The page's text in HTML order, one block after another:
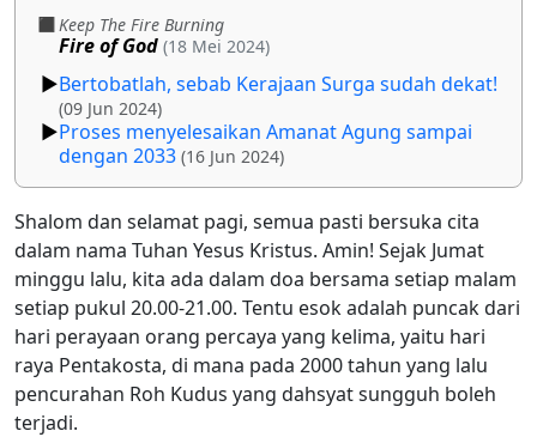
Keep The Fire Burning
Fire of God (18 Mei 2024)
Bertobatlah, sebab Kerajaan Surga sudah dekat!
(09 Jun 2024)
Proses menyelesaikan Amanat Agung sampai
dengan 2033 (16 Jun 2024)
Shalom dan selamat pagi, semua pasti bersuka cita
dalam nama Tuhan Yesus Kristus. Amin! Sejak Jumat
minggu lalu, kita ada dalam doa bersama setiap malam
setiap pukul 20.00-21.00. Tentu esok adalah puncak dari
hari perayaan orang percaya yang kelima, yaitu hari
raya Pentakosta, di mana pada 2000 tahun yang lalu
pencurahan Roh Kudus yang dahsyat sungguh boleh
terjadi.